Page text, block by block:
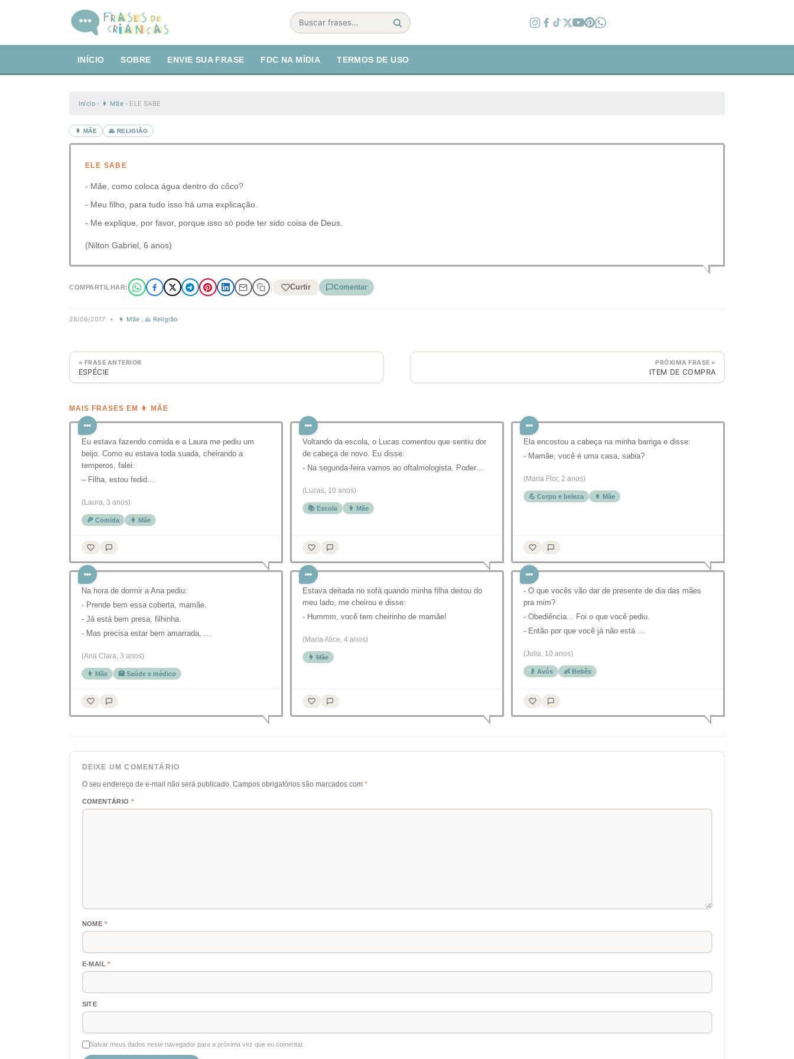
Buscar
INÍCIO SOBRE ENVIE SUA FRASE FDC NA MÍDIA TERMOS DE USO
Início › 👩 Mãe › ELE SABE
👩 MÃE 🙏 RELIGIÃO
ELE SABE
- Mãe, como coloca água dentro do côco?
- Meu filho, para tudo isso há uma explicação.
- Me explique, por favor, porque isso só pode ter sido coisa de Deus.
(Nilton Gabriel, 6 anos)
COMPARTILHAR: Curtir Comentar
28/06/2017 • 👩 Mãe , 🙏 Religião
« FRASE ANTERIOR
ESPÉCIE
PRÓXIMA FRASE »
ITEM DE COMPRA
MAIS FRASES EM 👩 MÃE
Eu estava fazendo comida e a Laura me pediu um
beijo. Como eu estava toda suada, cheirando a
temperos, falei:
– Filha, estou fedid…
(Laura, 3 anos)
🍕 Comida 👩 Mãe
Voltando da escola, o Lucas comentou que sentiu dor
de cabeça de novo. Eu disse:
- Na segunda-feira vamos ao oftalmologista. Poder…
(Lucas, 10 anos)
📚 Escola 👩 Mãe
Ela encostou a cabeça na minha barriga e disse:
- Mamãe, você é uma casa, sabia?
(Maria Flor, 2 anos)
💪 Corpo e beleza 👩 Mãe
Na hora de dormir a Ana pediu:
- Prende bem essa coberta, mamãe.
- Já está bem presa, filhinha.
- Mas precisa estar bem amarrada, …
(Ana Clara, 3 anos)
👩 Mãe 🏥 Saúde e médico
Estava deitada no sofá quando minha filha deitou do
meu lado, me cheirou e disse:
- Hummm, você tem cheirinho de mamãe!
(Maria Alice, 4 anos)
👩 Mãe
- O que vocês vão dar de presente de dia das mães
pra mim?
- Obediência... Foi o que você pediu.
- Então por que você já não está …
(Julia, 10 anos)
👴 Avós 👶 Bebês
DEIXE UM COMENTÁRIO
O seu endereço de e-mail não será publicado. Campos obrigatórios são marcados com *
COMENTÁRIO *
NOME *
E-MAIL*
SITE
Salvar meus dados neste navegador para a próxima vez que eu comentar.